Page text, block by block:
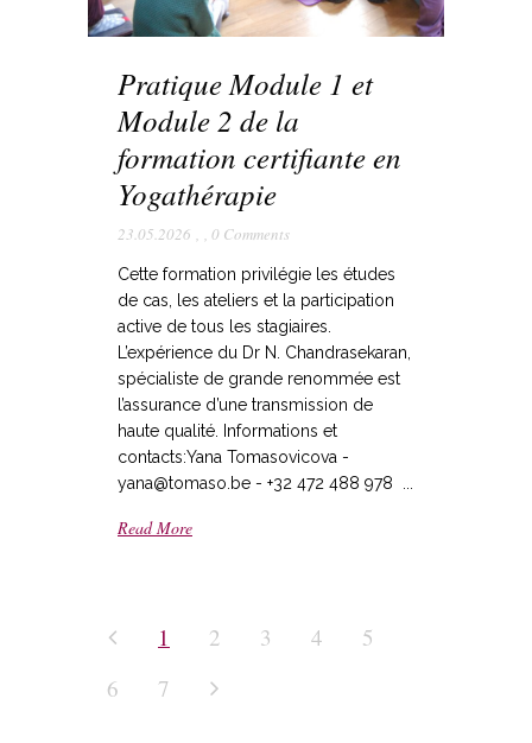
Pratique Module 1 et
Module 2 de la
formation certifiante en
Yogathérapie
23.05.2026 , , 0 Comments
Cette formation privilégie les études
de cas, les ateliers et la participation
active de tous les stagiaires.
L’expérience du Dr N. Chandrasekaran,
spécialiste de grande renommée est
l’assurance d’une transmission de
haute qualité. Informations et
contacts:Yana Tomasovicova -
yana@tomaso.be - +32 472 488 978 ...
Read More
1 2 3 4
5
6
7